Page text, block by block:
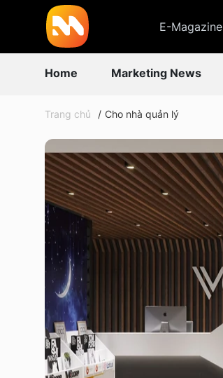
E-Magazine
Home Marketing News
Trang chủ Cho nhà quản lý